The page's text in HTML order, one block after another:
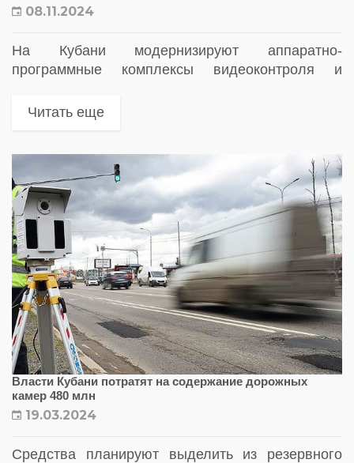
08.11.2024
На Кубани модернизируют аппаратно-
программные комплексы видеоконтроля и
Читать еще
Власти Кубани потратят на содержание дорожных
камер 480 млн
19.03.2024
Средства планируют выделить из резервного